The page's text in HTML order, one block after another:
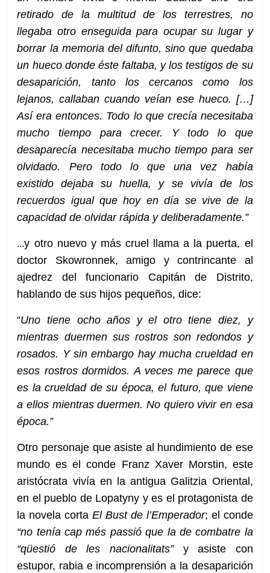
retirado de la multitud de los terrestres, no
llegaba otro enseguida para ocupar su lugar y
borrar la memoria del difunto, sino que quedaba
un hueco donde éste faltaba, y los testigos de su
desaparición, tanto los cercanos como los
lejanos, callaban cuando veían ese hueco. […]
Así era entonces. Todo lo que crecía necesitaba
mucho tiempo para crecer. Y todo lo que
desaparecía necesitaba mucho tiempo para ser
olvidado. Pero todo lo que una vez había
existido dejaba su huella, y se vivía de los
recuerdos igual que hoy en día se vive de la
capacidad de olvidar rápida y deliberadamente.”
…y otro nuevo y más cruel llama a la puerta, el
doctor Skowronnek, amigo y contrincante al
ajedrez del funcionario Capitán de Distrito,
hablando de sus hijos pequeños, dice:
“Uno tiene ocho años y el otro tiene diez, y
mientras duermen sus rostros son redondos y
rosados. Y sin embargo hay mucha crueldad en
esos rostros dormidos. A veces me parece que
es la crueldad de su época, el futuro, que viene
a ellos mientras duermen. No quiero vivir en esa
época.”
Otro personaje que asiste al hundimiento de ese
mundo es el conde Franz Xaver Morstin, este
aristócrata vivía en la antigua Galitzia Oriental,
en el pueblo de Lopatyny y es el protagonista de
la novela cortaEl Bust de l’Emperador; el conde
“no tenía cap més passió que la de combatre la
“qüestió de les nacionalitats” y asiste con
estupor, rabia e incomprensión a la desaparición